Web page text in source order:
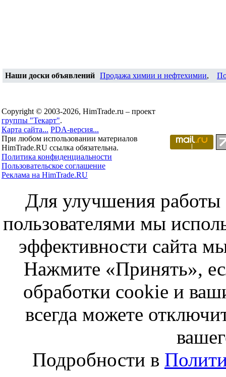
Наши доски объявлений Продажа химии и нефтехимии,
Copyright © 2003-2026, HimTrade.ru – проект
группы "Текарт".
Карта сайта... PDA-версия...
При любом использовании материалов
HimTrade.RU ссылка обязательна.
Политика конфиденциальности
Пользовательское соглашение
Реклама на HimTrade.RU
Для улучшения работы
пользователями мы
эффективности сайта
Нажмите «Принять»,
обработки cookie и
всегда можете
Подробности в